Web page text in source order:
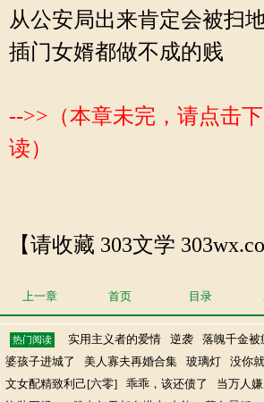
从公安局出来肯定会被扫
插门女婿都做不成的贱
-->>（本章未完，请点击
读）
【请收藏 303文学
上一章 首页 目录
热门阅读 实用主义者的爱情 逆袭 落魄千金被
婆孩子进城了
美人寡夫再婚合集 玻璃灯 没你
文女配精致利己[六零]
乖乖，该还债了 当万人